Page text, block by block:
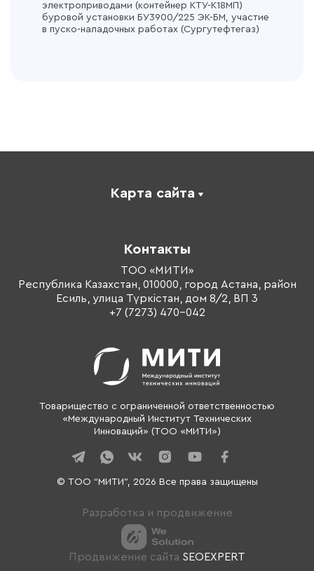
электроприводами (контейнер КТУ-К18МП)
буровой установки БУ3900/225 ЭК-БМ, участие
в пуско-наладочных работах (Сургутефтегаз)
Товарищество с ограниченной ответственностью
«Международный Институт Технических
Инноваций» (ТОО «МИТИ»)
© ТОО “МИТИ”, 2026 Все права защищены
Разработка и продвижение
Продвижение сайта SEOEXPERT
Карта сайта
Оплата обучения
Тренеры
О компании
Контакты
Контакты
ТОО «МИТИ»
Республика Казахстан, 010000, город Астана, район
Есиль, улица Түркістан, дом 8/2, ВП 3
+7 (7273) 470-042